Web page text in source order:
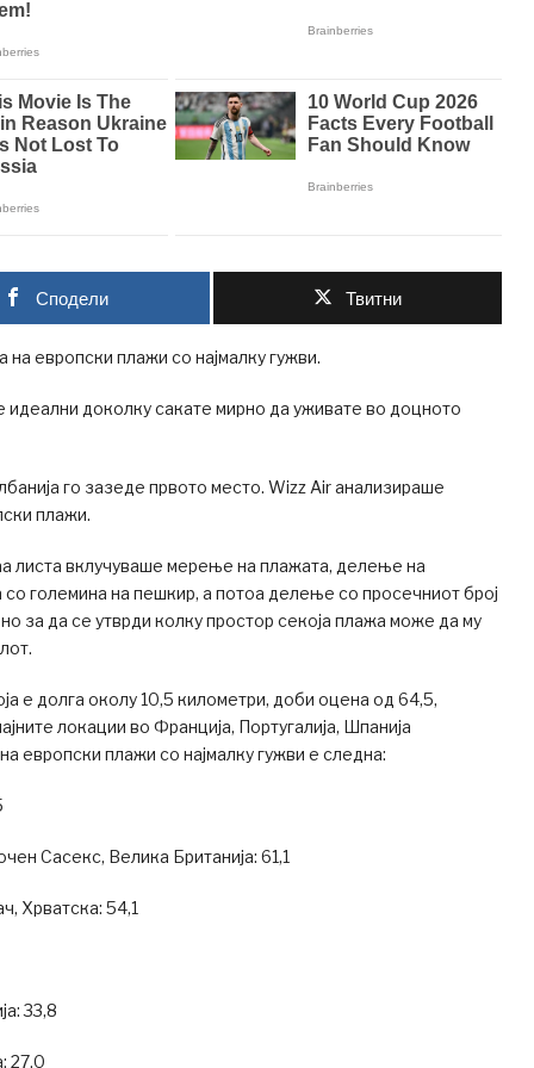
Сподели Твитни
на европски плажи со најмалку гужви.
идеални доколку сакате мирно да уживате во доцното
го зазеде првото место. Wizz Air анализираше
плажи.
листа вклучуваше мерење на плажата, делење на
со големина на пешкир, а потоа делење со просечниот број
за да се утврди колку простор секоја плажа може да му
е долга околу 10,5 километри, доби оцена од 64,5,
локации во Франција, Португалија, Шпанија
европски плажи со најмалку гужви е следна:
Сасекс, Велика Британија: 61,1
Хрватска: 54,1
33,8
27.0